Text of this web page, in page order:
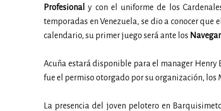
Profesional
y con el uniforme de los
temporadas en Venezuela, se dio a conocer que
calendario, su primer juego será ante los
Acuña estará disponible para el manager Henry
fue el permiso otorgado por su organización, los
La presencia del joven pelotero en